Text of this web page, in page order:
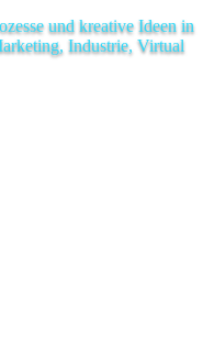
und kreative Ideen in
Industrie, Virtual